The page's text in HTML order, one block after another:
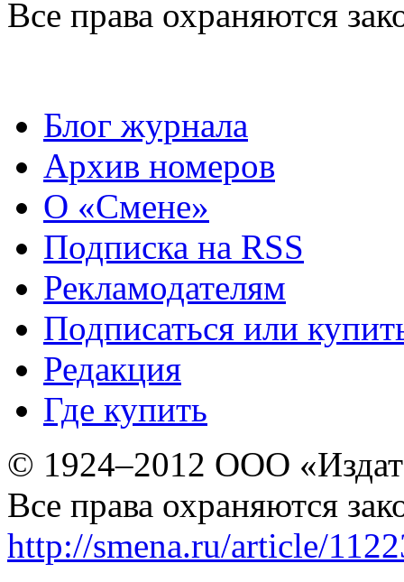
Все права охраняются
Блог журнала
Архив номеров
О «Смене»
Подписка на RSS
Рекламодателям
Подписаться или
Редакция
Где купить
© 1924–2012 ООО
Все права охраняются
http://smena.ru/article/